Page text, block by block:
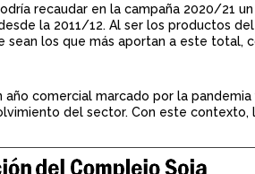
recaudar en la campaña 2020/21
la 2011/12. Al ser los productos
los que más aportan a este total,
comercial marcado por la
del sector. Con este contexto,